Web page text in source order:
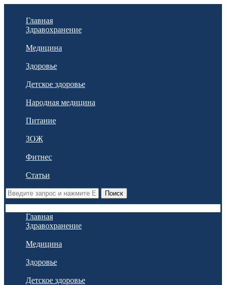
Главная
Здравохранение
Медицина
Здоровье
Детское здоровье
Народная медицина
Питание
ЗОЖ
Фитнес
Статьи
Поиск
Главная
Здравохранение
Медицина
Здоровье
Детское здоровье